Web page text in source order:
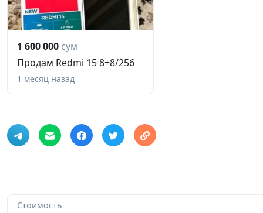
1 600 000 сум
Продам Redmi 15 8+8/256
1 месяц назад
Стоимость